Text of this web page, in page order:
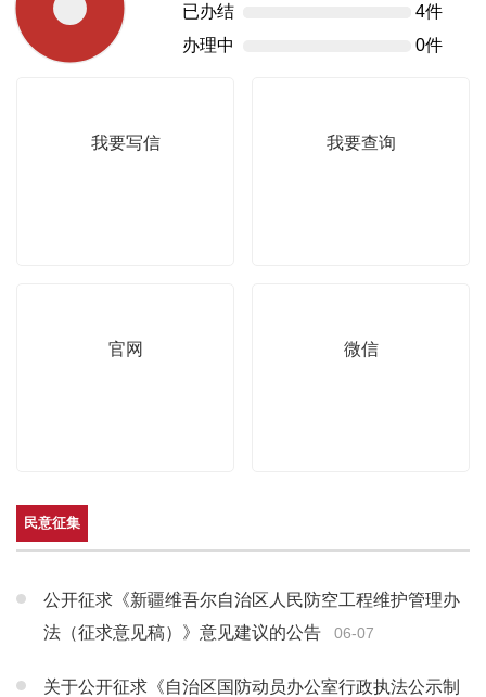
已办结
4件
办理中
0件
我要写信 我要查询
官网 微信
民意征集
公开征求《新疆维吾尔自治区人民防空工程维护管理办
法（征求意见稿）》意见建议的公告
06-07
关于公开征求《自治区国防动员办公室行政执法公示制